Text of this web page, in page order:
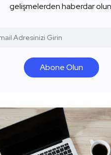
gelişmelerden haberdar
Abone Olun